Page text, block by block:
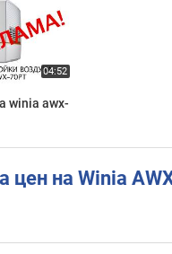
winia awx-
цен на Winia